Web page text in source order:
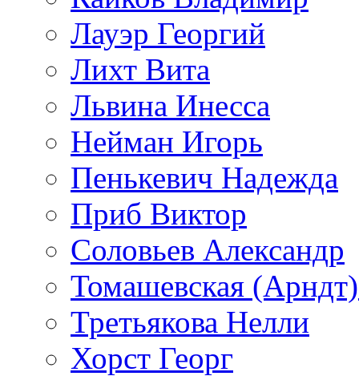
Лауэр Георгий
Лихт Вита
Львина Инесса
Нейман Игорь
Пенькевич Надежда
Приб Виктор
Соловьев Александр
Томашевская
Третьякова Нелли
Хорст Георг